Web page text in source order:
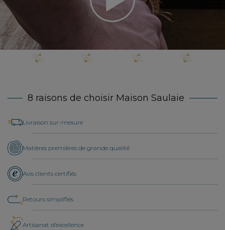
8 raisons de choisir Maison Saulaie
Livraison sur-mesure
Matières premières de grande qualité
Avis clients certifiés
Retours simplifiés
Artisanat d’excellence